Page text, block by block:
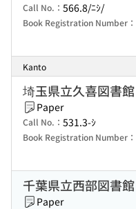
Call No.： 566.8/ﾆｼ/
Book Registration Number：
Kanto
埼玉県立久喜図書館
Paper
Call No.： 531.3-ｼ
Book Registration Number：
千葉県立西部図書館
Paper